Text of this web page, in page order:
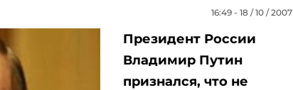
16:49 - 18 / 10 / 2007
Президент России
Владимир Путин
признался, что не